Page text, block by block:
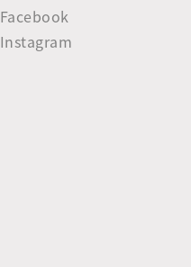
Facebook
Instagram